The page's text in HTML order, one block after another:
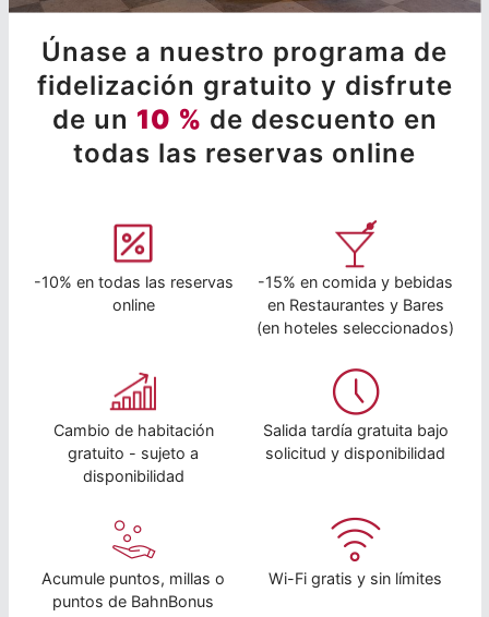
Únase a nuestro programa de
fidelización gratuito y disfrute
de un 10 % de descuento en
todas las reservas online
-10% en todas las reservas
online
-15% en comida y bebidas
en Restaurantes y Bares
(en hoteles seleccionados)
Cambio de habitación
gratuito - sujeto a
disponibilidad
Salida tardía gratuita bajo
solicitud y disponibilidad
Acumule puntos, millas o
puntos de BahnBonus
Wi-Fi gratis y sin límites